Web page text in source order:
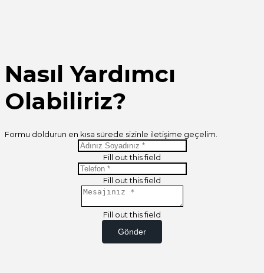
Nasıl Yardımcı
Olabiliriz?
Formu doldurun en kısa sürede sizinle iletişime geçelim.
Fill out this field
Fill out this field
Fill out this field
Gönder